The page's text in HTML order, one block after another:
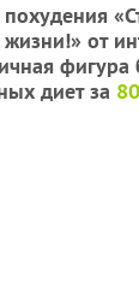
от
фигура
диет за